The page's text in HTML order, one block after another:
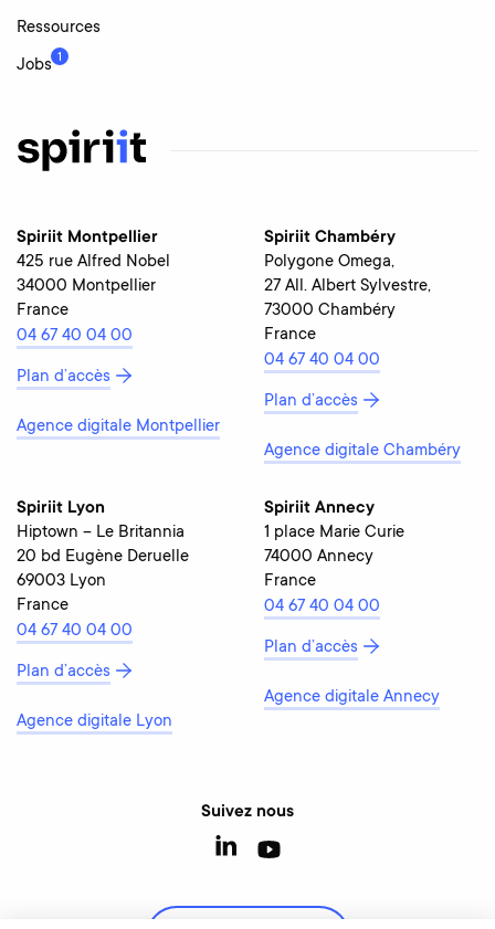
Ressources
Jobs 1
Spiriit Montpellier
425 rue Alfred Nobel
34000 Montpellier
France
04 67 40 04 00
Plan d’accès
Agence digitale Montpellier
Spiriit Chambéry
Polygone Omega,
27 All. Albert Sylvestre,
73000 Chambéry
France
04 67 40 04 00
Plan d’accès
Agence digitale Chambéry
Spiriit Lyon
Hiptown – Le Britannia
20 bd Eugène Deruelle
69003 Lyon
France
04 67 40 04 00
Plan d’accès
Agence digitale Lyon
Spiriit Annecy
1 place Marie Curie
74000 Annecy
France
04 67 40 04 00
Plan d’accès
Agence digitale Annecy
Suivez nous